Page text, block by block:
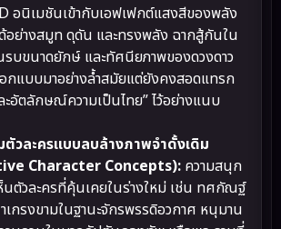
อนิเมชันเข้ากับเอฟเฟกต์แสงสีของพลัง
อย่างสมูท ดุดัน และทรงพลัง ฉากสู้กันใน
รบขนาดยักษ์ และทัศนียภาพของดวงดาว
กแบบมาอย่างล้ำสมัยแต่ยังคงสอดแทรก
ะอัตลักษณ์ความเป็นไทย” ไว้อย่างแนบ
ตัวละครแบบลบล้างภาพจำดั้งเดิม
Character Concepts): ความสนุก
นตัวละครที่คุ้นเคยในร่างใหม่ เช่น ทศกัณฐ์
เกรงขามในฐานะจักรพรรดิอวกาศ หนุมาน